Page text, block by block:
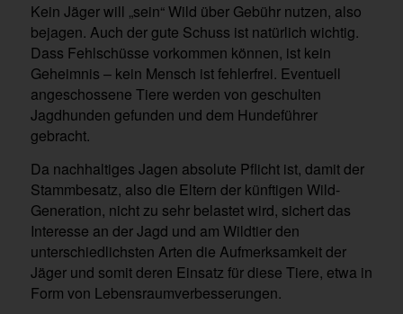
Kein Jäger will „sein“ Wild über Gebühr nutzen, also
bejagen. Auch der gute Schuss ist natürlich wichtig.
Dass Fehlschüsse vorkommen können, ist kein
Geheimnis – kein Mensch ist fehlerfrei. Eventuell
angeschossene Tiere werden von geschulten
Jagdhunden gefunden und dem Hundeführer
gebracht.
Da nachhaltiges Jagen absolute Pflicht ist, damit der
Stammbesatz, also die Eltern der künftigen Wild-
Generation, nicht zu sehr belastet wird, sichert das
Interesse an der Jagd und am Wildtier den
unterschiedlichsten Arten die Aufmerksamkeit der
Jäger und somit deren Einsatz für diese Tiere, etwa in
Form von Lebensraumverbesserungen.